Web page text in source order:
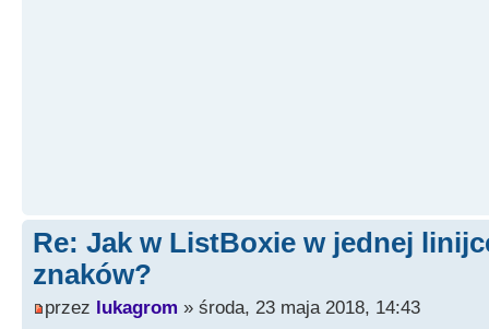
Re: Jak w ListBoxie w jednej
znaków?
przez lukagrom » środa, 23 maja 2018, 14:43